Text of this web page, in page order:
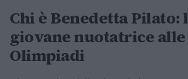
Chi è Benedetta Pilato:
giovane nuotatrice alle
Olimpiadi